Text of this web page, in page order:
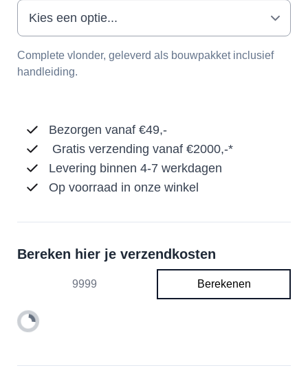
Complete vlonder, geleverd als bouwpakket inclusief
handleiding.
Bezorgen vanaf €49,-
Gratis verzending vanaf €2000,-*
Levering binnen 4-7 werkdagen
Op voorraad in onze winkel
Bereken hier je verzendkosten
Berekenen